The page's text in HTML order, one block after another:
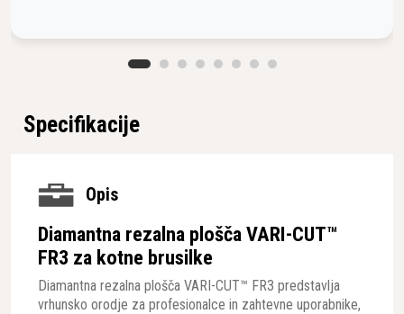
Specifikacije
Opis
Diamantna rezalna plošča VARI-CUT™
FR3 za kotne brusilke
Diamantna rezalna plošča VARI-CUT™ FR3 predstavlja
vrhunsko orodje za profesionalce in zahtevne uporabnike,